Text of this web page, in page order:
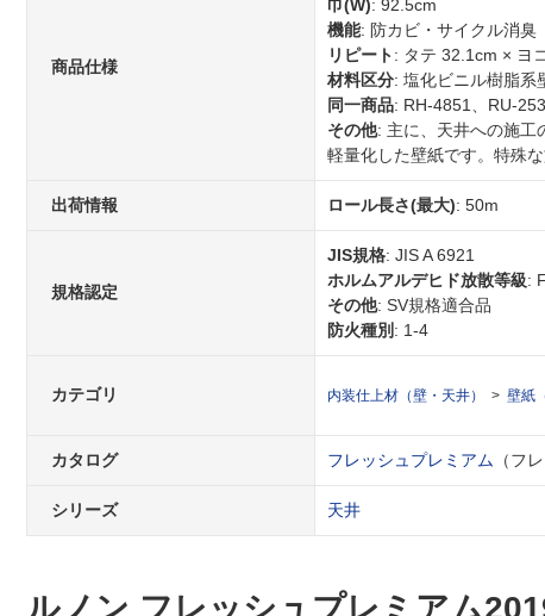
商品仕様
巾(W): 92.5cm
機能: 防カビ・サイクル消臭
リピート: タテ 32.1cm × ヨ
材料区分: 塩化ビニル樹脂系
同一商品: RH-4851、RU-
その他: 主に、天井への施工
軽量化した壁紙です。特殊
出荷情報 ロール長さ(最大): 50m
規格認定
JIS規格: JIS A 6921
ホルムアルデヒド放散等級:
その他: SV規格適合品
防火種別 : 1-4
カテゴリ 内装仕上材（壁・天井） 壁紙
カタログ フレッシュプレミアム （フ
シリーズ 天井